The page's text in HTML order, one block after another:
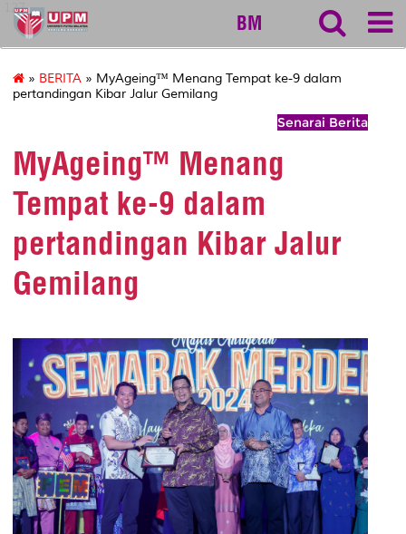
127
BM
» BERITA » MyAgeing™ Menang Tempat ke-9 dalam
pertandingan Kibar Jalur Gemilang
Senarai Berita
MyAgeing™ Menang
Tempat ke-9 dalam
pertandingan Kibar Jalur
Gemilang